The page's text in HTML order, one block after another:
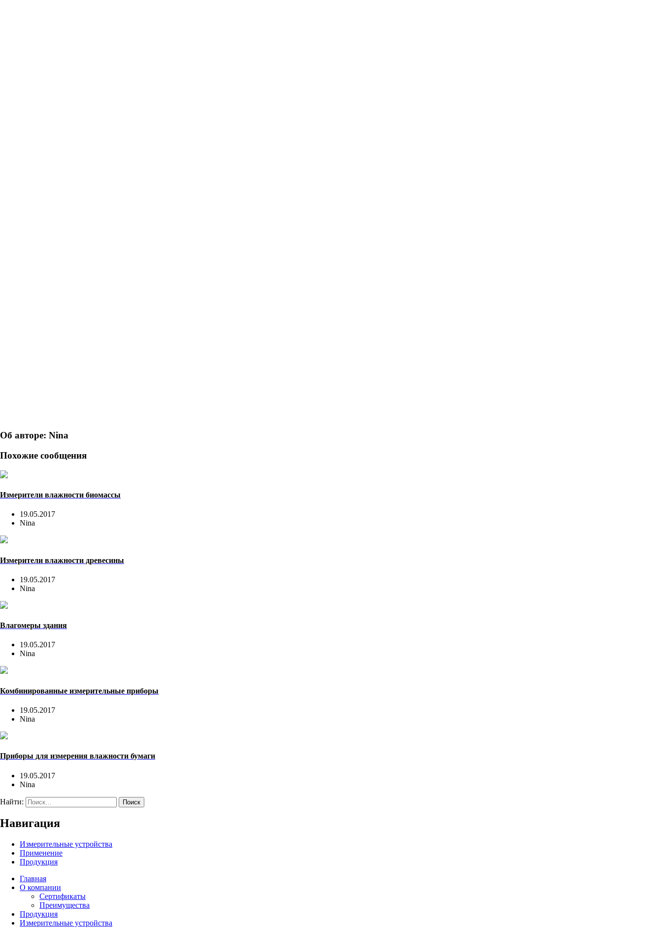
Об авторе: Nina
Похожие сообщения
Измерители влажности биомассы
19.05.2017
Nina
Измерители влажности древесины
19.05.2017
Nina
Влагомеры здания
19.05.2017
Nina
Комбинированные измерительные приборы
19.05.2017
Nina
Приборы для измерения влажности бумаги
19.05.2017
Nina
Найти:
Навигация
Измерительные устройства
Применение
Продукция
Главная
О компании
Сертификаты
Преимущества
Продукция
Измерительные устройства